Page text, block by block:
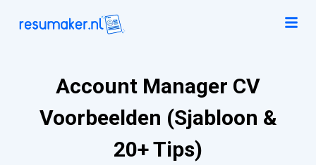
Account Manager CV
Voorbeelden (Sjabloon &
20+ Tips)